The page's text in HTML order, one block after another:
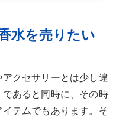
水を売りたい
クセサリーとは少し違
あると同時に、その時
テムでもあります。そ